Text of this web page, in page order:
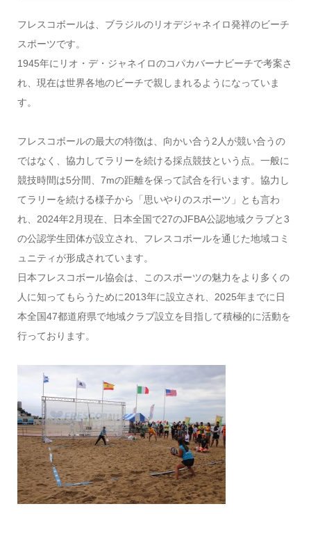
フレスコボールは、ブラジルのリオデジャネイロ発祥のビーチ
スポーツです。
1945年にリオ・デ・ジャネイロのコパカバーナビーチで考案さ
れ、現在は世界各地のビーチで親しまれるようになっていま
す。
フレスコボールの最大の特徴は、向かい合う2人が競い合うの
ではなく、協力してラリーを続ける採点競技という点。一般に
競技時間は5分間、7mの距離を保って試合を行います。協力し
てラリーを続ける様子から「思いやりのスポーツ」とも言わ
れ、2024年2月現在、日本全国で27のJFBA公認地域クラブと3
の公認学生団体が設立され、フレスコボールを通じた地域コミ
ュニティが形成されています。
日本フレスコボール協会は、このスポーツの魅力をより多くの
人に知ってもらうために2013年に設立され、2025年までに日
本全国47都道府県で地域クラブ設立を目指して積極的に活動を
行っております。